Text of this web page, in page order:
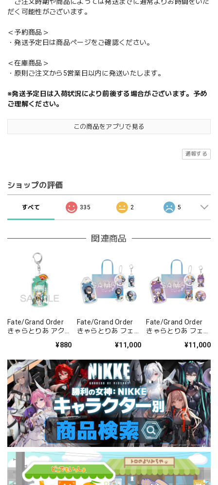
だく可能性がございます。
＜予約商品＞
・発送予定日は商品ページをご確認ください。
＜在庫商品＞
・原則ご注文から5営業日以内に発送いたします。
※発送予定日は入荷状況により前後する場合がございます。予め
ご理解ください。
この商品をアプリで見る
通報する
ショップの評価
すべて 335 2 5
関連商品
Fate/Grand Order
きゃらとりあ アクリ
¥880
Fate/Grand Order
きゃらとりあ フェス
ー/オベロン〔不機
ン〕
¥11,000
Fate/Grand Order
きゃらとりあ フェス
サー/BBドバイ¥11,000